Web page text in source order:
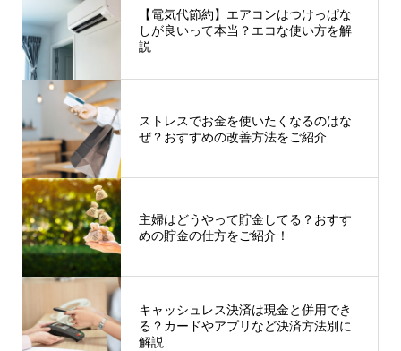
【電気代節約】エアコンはつけっぱな
しが良いって本当？エコな使い方を解
説
ストレスでお金を使いたくなるのはな
ぜ？おすすめの改善方法をご紹介
主婦はどうやって貯金してる？おすす
めの貯金の仕方をご紹介！
キャッシュレス決済は現金と併用でき
る？カードやアプリなど決済方法別に
解説